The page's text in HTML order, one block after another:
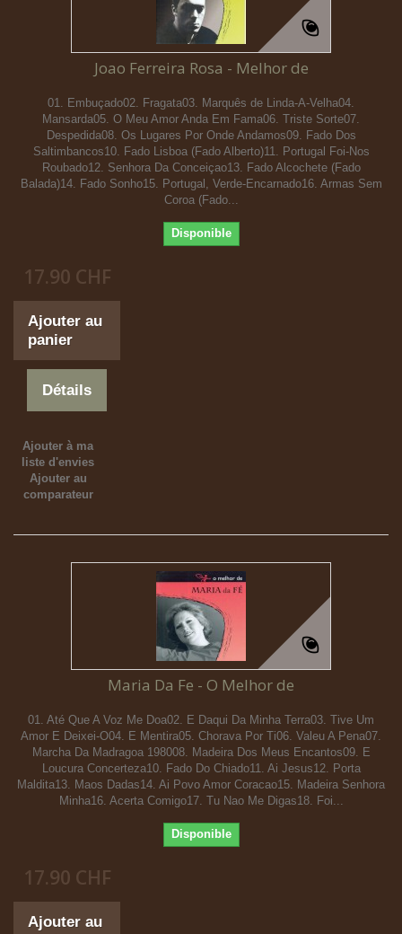
Joao Ferreira Rosa - Melhor de
01. Embuçado02. Fragata03. Marquês de Linda-A-Velha04.
Mansarda05. O Meu Amor Anda Em Fama06. Triste Sorte07.
Despedida08. Os Lugares Por Onde Andamos09. Fado Dos
Saltimbancos10. Fado Lisboa (Fado Alberto)11. Portugal Foi-Nos
Roubado12. Senhora Da Conceiçao13. Fado Alcochete (Fado
Balada)14. Fado Sonho15. Portugal, Verde-Encarnado16. Armas Sem
Coroa (Fado...
Disponible
17.90 CHF
Ajouter au
panier
Détails
Ajouter à ma
liste d'envies
Ajouter au
comparateur
Maria Da Fe - O Melhor de
01. Até Que A Voz Me Doa02. E Daqui Da Minha Terra03. Tive Um
Amor E Deixei-O04. E Mentira05. Chorava Por Ti06. Valeu A Pena07.
Marcha Da Madragoa 198008. Madeira Dos Meus Encantos09. E
Loucura Concerteza10. Fado Do Chiado11. Ai Jesus12. Porta
Maldita13. Maos Dadas14. Ai Povo Amor Coracao15. Madeira Senhora
Minha16. Acerta Comigo17. Tu Nao Me Digas18. Foi...
Disponible
17.90 CHF
Ajouter au